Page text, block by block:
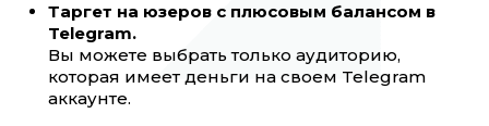
Таргет на юзеров с плюсовым балансом в
Telegram.
Вы можете выбрать только аудиторию,
которая имеет деньги на своем Telegram
аккаунте.